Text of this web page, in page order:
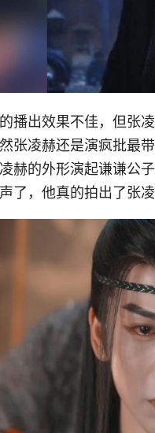
播出效果不佳，但张
张凌赫还是演疯批最
赫的外形演起谦谦公
了，他真的拍出了张凌